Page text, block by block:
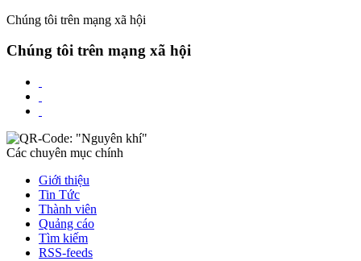
Chúng tôi trên mạng xã hội
Chúng tôi trên mạng xã hội
Các chuyên mục chính
Giới thiệu
Tin Tức
Thành viên
Quảng cáo
Tìm kiếm
RSS-feeds